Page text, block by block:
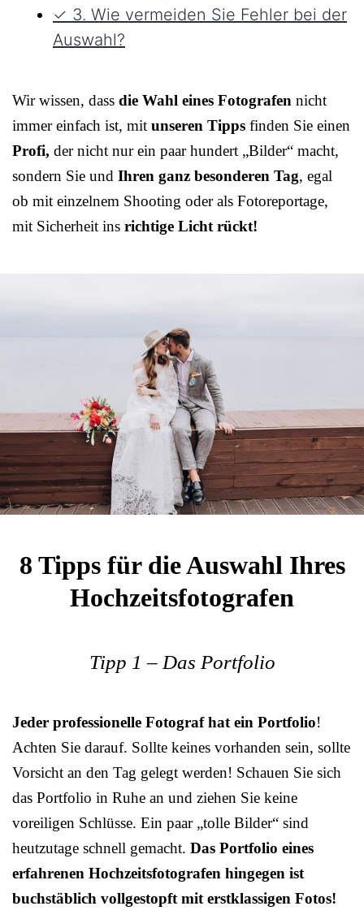
✓ 3. Wie vermeiden Sie Fehler bei der
Auswahl?
Wir wissen, dass die Wahl eines Fotografen nicht
immer einfach ist, mit unseren Tipps finden Sie einen
Profi, der nicht nur ein paar hundert „Bilder“ macht,
sondern Sie und Ihren ganz besonderen Tag, egal
ob mit einzelnem Shooting oder als Fotoreportage,
mit Sicherheit ins richtige Licht rückt!
8 Tipps für die Auswahl Ihres
Hochzeitsfotografen
Tipp 1 – Das Portfolio
Jeder professionelle Fotograf hat ein Portfolio!
Achten Sie darauf. Sollte keines vorhanden sein, sollte
Vorsicht an den Tag gelegt werden! Schauen Sie sich
das Portfolio in Ruhe an und ziehen Sie keine
voreiligen Schlüsse. Ein paar „tolle Bilder“ sind
heutzutage schnell gemacht. Das Portfolio eines
erfahrenen Hochzeitsfotografen hingegen ist
buchstäblich vollgestopft mit erstklassigen Fotos!